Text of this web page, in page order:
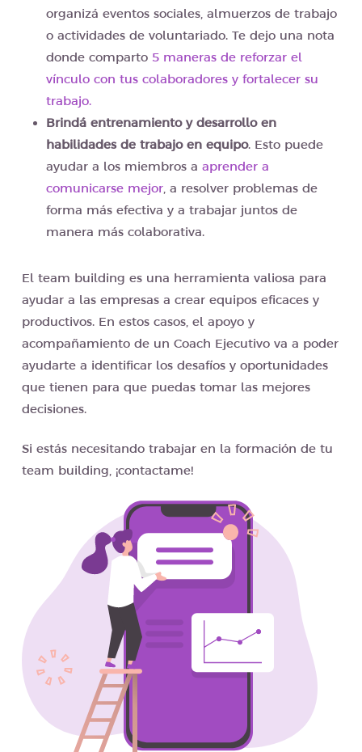
organizá eventos sociales, almuerzos de trabajo
o actividades de voluntariado. Te dejo una nota
donde comparto 5 maneras de reforzar el
vínculo con tus colaboradores y fortalecer su
trabajo.
Brindá entrenamiento y desarrollo en
habilidades de trabajo en equipo. Esto puede
ayudar a los miembros a aprender a
comunicarse mejor, a resolver problemas de
forma más efectiva y a trabajar juntos de
manera más colaborativa.
El team building es una herramienta valiosa para
ayudar a las empresas a crear equipos eficaces y
productivos. En estos casos, el apoyo y
acompañamiento de un Coach Ejecutivo va a poder
ayudarte a identificar los desafíos y oportunidades
que tienen para que puedas tomar las mejores
decisiones.
Si estás necesitando trabajar en la formación de tu
team building, ¡contactame!